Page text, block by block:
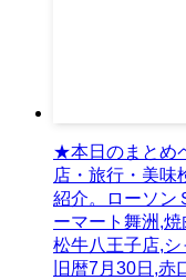
★本日のまとめ
店・旅行・美味
紹介。ローソン
ーマート舞洲,
松牛八王子店,
旧暦7月30日,